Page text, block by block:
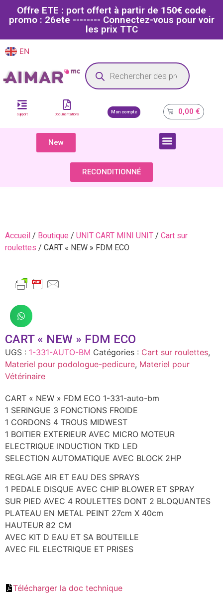
Offre ETE : port offert à partir de 150€ code
promo : 26ete -------- Connectez-vous pour voir
les prix TTC
EN
Site dédié aux professionnels de la santé
Support Documentations
Mon compte 0,00€
New
RECONDITIONNÉ
Accueil / Boutique / UNIT CART MINI UNIT / Cart sur
roulettes / CART « NEW » FDM ECO
CART « NEW » FDM ECO
UGS : 1-331-AUTO-BM Catégories : Cart sur roulettes,
Materiel pour podologue-pedicure, Materiel pour
Vétérinaire
CART « NEW » FDM ECO 1-331-auto-bm
1 SERINGUE 3 FONCTIONS FROIDE
1 CORDONS 4 TROUS MIDWEST
1 BOITIER EXTERIEUR AVEC MICRO MOTEUR
ELECTRIQUE INDUCTION TKD LED
SELECTION AUTOMATIQUE AVEC BLOCK 2HP
REGLAGE AIR ET EAU DES SPRAYS
1 PEDALE DISQUE AVEC CHIP BLOWER ET SPRAY
SUR PIED AVEC 4 ROULETTES DONT 2 BLOQUANTES
PLATEAU EN METAL PEINT 27cm X 40cm
HAUTEUR 82 CM
AVEC KIT D EAU ET SA BOUTEILLE
AVEC FIL ELECTRIQUE ET PRISES
Télécharger la doc technique